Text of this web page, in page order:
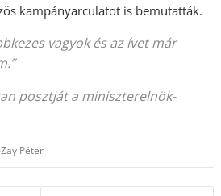
kampányarculatot is bemutatták.
vagyok és az ívet már
posztját a miniszterelnök-
Péter